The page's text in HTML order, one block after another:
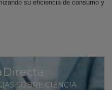
su eficiencia de consumo y
SOBRE CIENCIA